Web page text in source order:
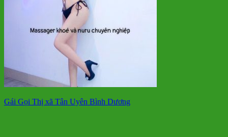
Gái Gọi Thị xã Tân Uyên Bình Dương